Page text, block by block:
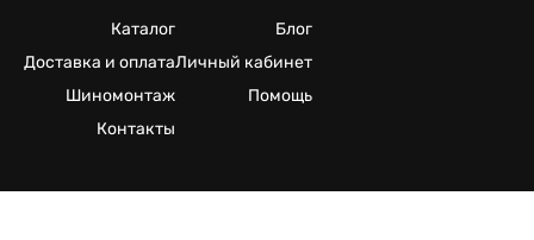
Каталог
Доставка и оплата
Шиномонтаж
Контакты
Блог
Личный кабинет
Помощь